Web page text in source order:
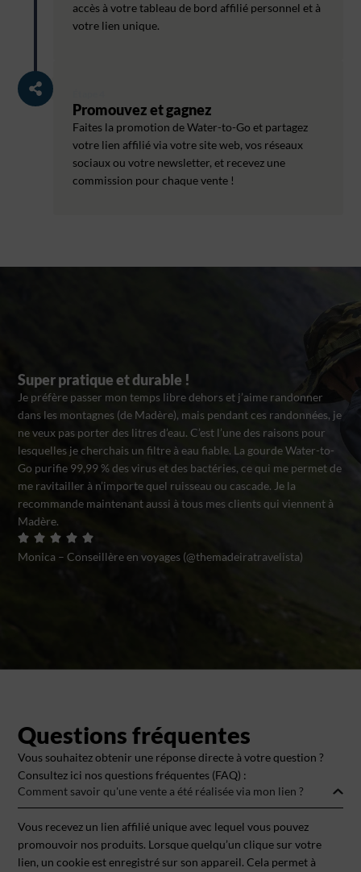
accès à votre tableau de bord affilié personnel et à
votre lien unique.
Promouvez et gagnez
Faites la promotion de Water-to-Go et partagez
votre lien affilié via votre site web, vos réseaux
sociaux ou votre newsletter, et recevez une
commission pour chaque vente !
Super pratique et durable !
Je préfère passer mon temps libre dehors et j’aime randonner
dans les montagnes (de Madère), mais pendant ces randonnées, je
ne veux pas porter des litres d’eau. C’est l’une des raisons pour
lesquelles je cherchais un filtre à eau fiable. La gourde Water-to-
Go purifie 99,99 % des virus et des bactéries, ce qui me permet de
me ravitailler à n’importe quel ruisseau ou cascade. Je la
recommande maintenant aussi à tous mes clients qui viennent à
Madère.
Monica – Conseillère en voyages (@themadeiratravelista)
Questions fréquentes
Vous souhaitez obtenir une réponse directe à votre question ?
Consultez ici nos questions fréquentes (FAQ) :
Comment savoir qu'une vente a été réalisée via mon lien ?
Vous recevez un lien affilié unique avec lequel vous pouvez
promouvoir nos produits. Lorsque quelqu’un clique sur votre
lien, un cookie est enregistré sur son appareil. Cela permet à